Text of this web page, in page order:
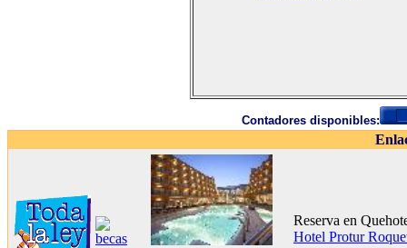
Contadores disponibles:
Reserva en
Hotel Protur